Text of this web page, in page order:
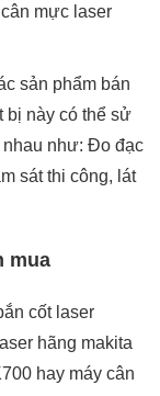
mực laser
sản phẩm bán
bị này có thể sử
nhau như: Đo đạc
sát thi công, lát
mua
cốt laser
hãng makita
hay máy cân